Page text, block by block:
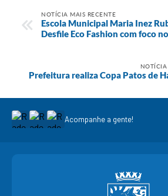
NOTÍCIA MAIS RECENTE
Escola Municipal Maria Inez
Desfile Eco Fashion com foco
NOTÍCIA
Prefeitura realiza Copa Patos de
Acompanhe a gente!